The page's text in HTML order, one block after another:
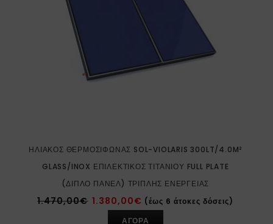
ΗΛΙΑΚΌΣ ΘΕΡΜΟΣΊΦΩΝΑΣ SOL-VIOLARIS 300LT/4.0M²
GLASS/INOX ΕΠΙΛΕΚΤΙΚΌΣ ΤΙΤΑΝΊΟΥ FULL PLATE
(ΔΙΠΛΌ ΠΆΝΕΛ) ΤΡΙΠΛΉΣ ΕΝΈΡΓΕΙΑΣ
1.470,00€ 1.380,00€ (έως 6 άτοκες δόσεις)
ΑΓΟΡΑ